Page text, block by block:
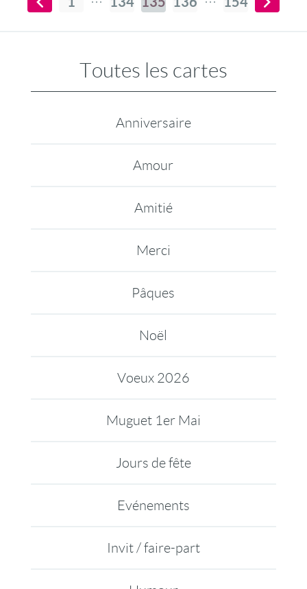
Toutes les cartes
Anniversaire
Amour
Amitié
Merci
Pâques
Noël
Voeux 2026
Muguet 1er Mai
Jours de fête
Evénements
Invit / faire-part